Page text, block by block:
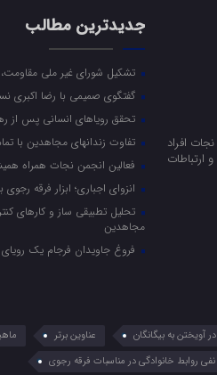
افراد
جدیدترین مطالب
تشکیل شورای غیر ملی
گفتگوی صمیمی با رضا اکبری
تحقق رویاهای انسانی پس از
تفاوت زندانهای مجاهدین با
فعالین انجمن نجات همراه
انزوای اجباری؛ ابزار فرقه
تحلیل تطبیقی ساز و کارهای
مجاهدین
فروغ جاویدان فرجام یک
آویختن به بیگانگان عناوین برتر
نفی روابط خانوادگی در مناسبات فرقه رجوی